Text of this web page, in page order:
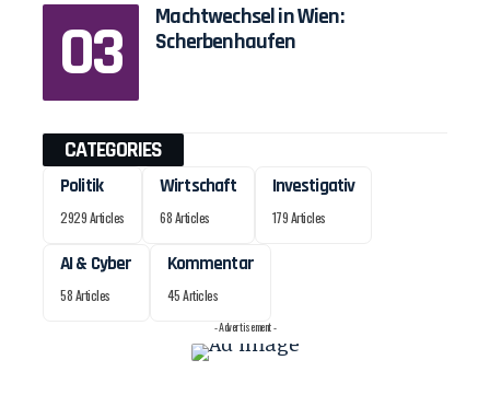
Machtwechsel in Wien:
Scherbenhaufen
CATEGORIES
Politik
2929 Articles
Wirtschaft
68 Articles
Investigativ
179 Articles
AI & Cyber
58 Articles
Kommentar
45 Articles
- Advertisement -